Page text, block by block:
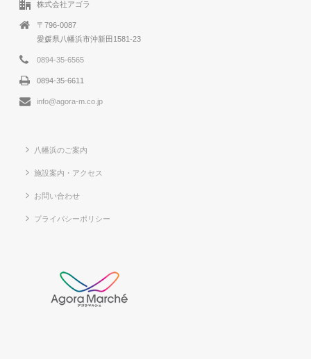
株式会社アゴラ
〒796-0087
愛媛県八幡浜市沖新田1581-23
0894-35-6565
0894-35-6611
info@agora-m.co.jp
八幡浜のご案内
施設案内・アクセス
お問い合わせ
プライバシーポリシー